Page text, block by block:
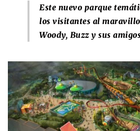
Este nuevo parque
los visitantes al
Woody, Buzz y sus